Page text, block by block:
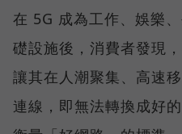
在 5G 成為工作、娛樂
礎設施後，消費者發現
讓其在人潮聚集、高速
連線，即無法轉換成好